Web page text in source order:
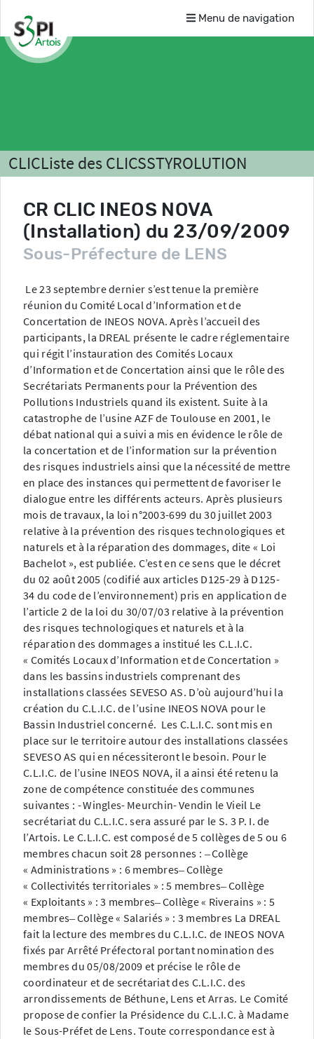
Menu de navigation
CLICListe des CLICSSTYROLUTION
CR CLIC INEOS NOVA
(Installation) du 23/09/2009
Sous-Préfecture de LENS
Le 23 septembre dernier s’est tenue la première
réunion du Comité Local d’Information et de
Concertation de INEOS NOVA. Après l’accueil des
participants, la DREAL présente le cadre réglementaire
qui régit l’instauration des Comités Locaux
d’Information et de Concertation ainsi que le rôle des
Secrétariats Permanents pour la Prévention des
Pollutions Industriels quand ils existent. Suite à la
catastrophe de l’usine AZF de Toulouse en 2001, le
débat national qui a suivi a mis en évidence le rôle de
la concertation et de l’information sur la prévention
des risques industriels ainsi que la nécessité de mettre
en place des instances qui permettent de favoriser le
dialogue entre les différents acteurs. Après plusieurs
mois de travaux, la loi n°2003-699 du 30 juillet 2003
relative à la prévention des risques technologiques et
naturels et à la réparation des dommages, dite « Loi
Bachelot », est publiée. C’est en ce sens que le décret
du 02 août 2005 (codifié aux articles D125-29 à D125-
34 du code de l’environnement) pris en application de
l’article 2 de la loi du 30/07/03 relative à la prévention
des risques technologiques et naturels et à la
réparation des dommages a institué les C.L.I.C.
« Comités Locaux d’Information et de Concertation »
dans les bassins industriels comprenant des
installations classées SEVESO AS. D’où aujourd’hui la
création du C.L.I.C. de l’usine INEOS NOVA pour le
Bassin Industriel concerné. Les C.L.I.C. sont mis en
place sur le territoire autour des installations classées
SEVESO AS qui en nécessiteront le besoin. Pour le
C.L.I.C. de l’usine INEOS NOVA, il a ainsi été retenu la
zone de compétence constituée des communes
suivantes : -Wingles- Meurchin-Vendin le Vieil Le
secrétariat du C.L.I.C. sera assuré par le S. 3 P. I. de
l’Artois. Le C.L.I.C. est composé de 5 collèges de 5 ou 6
membres chacun soit 28 personnes : –Collège
« Administrations » : 6 membres–Collège
« Collectivités territoriales » : 5 membres–Collège
« Exploitants » : 3 membres–Collège « Riverains » : 5
membres–Collège « Salariés » : 3 membres La DREAL
fait la lecture des membres du C.L.I.C. de INEOS NOVA
fixés par Arrêté Préfectoral portant nomination des
membres du 05/08/2009 et précise le rôle de
coordinateur et de secrétariat des C.L.I.C. des
arrondissements de Béthune, Lens et Arras. Le Comité
propose de confier la Présidence du C.L.I.C. à Madame
le Sous-Préfet de Lens. Toute correspondance est à